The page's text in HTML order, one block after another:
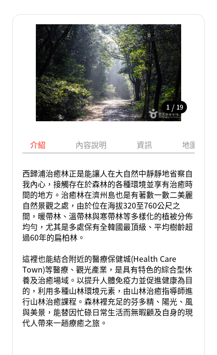
1 / 19
介紹 內容說明 資訊 地圖
西歸浦治癒林正是能讓人在大自然中靜靜地省察自
我內心，接觸存在於森林的各種環境並享有治癒時
間的地方。治癒林在濟州島也是有著數一數二美麗
自然景觀之處，由於位在海拔320至760公尺之
間，暖帶林、溫帶林與寒帶林等多樣化的植被分佈
均勻，尤其是多處保有全韓國最頂級、平均樹齡超
過60年的扁柏林。
這裡也能結合附近的醫療保健城(Health Care
Town)等醫療、觀光產業，是具有特色的綜合型休
養及治癒場域。以提升人體免疫力並促進健康為目
的，利用多種山林環境元素，由山林治癒指導師進
行山林治癒課程。森林裡充足的芬多精、陽光、風
與美景，能替因忙碌日常生活而無暇顧及自身的現
代人帶來一趟療癒之旅。